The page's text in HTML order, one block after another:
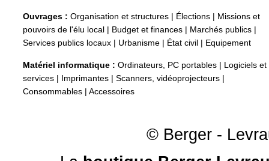
Ouvrages : Organisation et structures Élections
Missions et
pouvoirs de l'élu local
Budget et finances Marchés publics
Services publics locaux
Urbanisme État civil Equipement
Matériel informatique : Ordinateurs, PC portables
Logiciels et
services
Imprimantes Scanners, vidéoprojecteurs
Consommables
Accessoires
© Berger -